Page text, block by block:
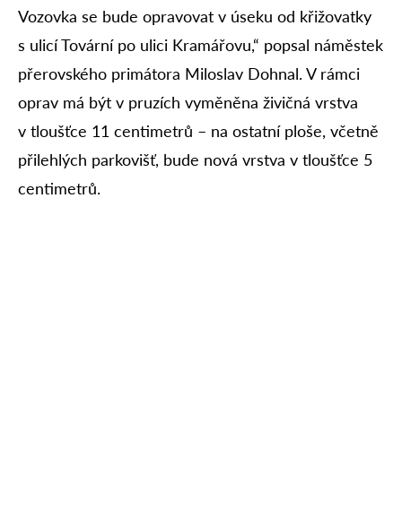
Vozovka se bude opravovat v úseku od křižovatky
s ulicí Tovární po ulici Kramářovu,“ popsal náměstek
přerovského primátora Miloslav Dohnal. V rámci
oprav má být v pruzích vyměněna živičná vrstva
v tloušťce 11 centimetrů – na ostatní ploše, včetně
přilehlých parkovišť, bude nová vrstva v tloušťce 5
centimetrů.